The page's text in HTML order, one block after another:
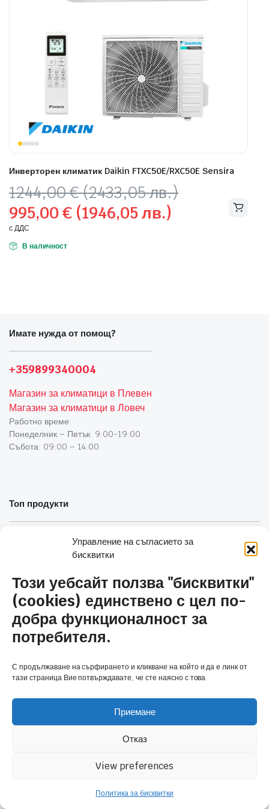
Управление на съгласието за
бисквитки
Този уебсайт ползва "бисквитки"
(cookies) единствено с цел по-
добра функционалност за
потребителя.
С продължаване на сърфирането и кликване на който и да е линк от
тази страница Вие потвърждавате, че сте наясно с това.
Приемане
Отказ
View preferences
Политика за бисквитки
Инверторен климатик Daikin FTXC50E/RXC50E Sensira
1244,00€(2433,05 лв.)
Original
price
was:
1244,00 €
(2433,05
995,00€(1946,05 лв.)
Текущата
цена
е:
995,00 €
(1946,05
с ДДС
В наличност
Имате нужда от помощ?
+359899340004
Магазин за климатици в Плевен
Магазин за климатици в Ловеч
Работно време:
Понеделник – Петък: 9:00-19:00
Събота: 09:00 – 14:00
Топ продукти
Таванни климатици
Подови климатици
Касетъчни климатици
Мултисплит системи